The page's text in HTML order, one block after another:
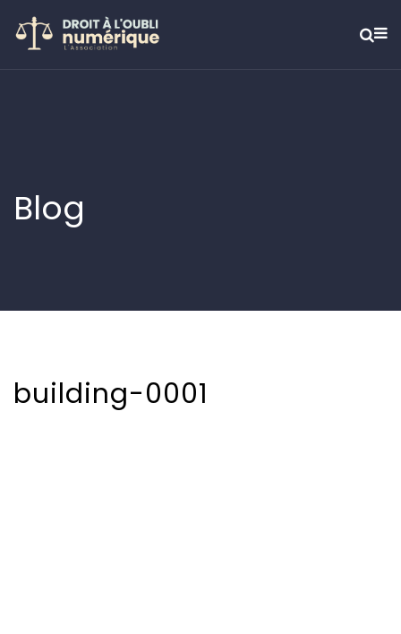
Blog
building-0001